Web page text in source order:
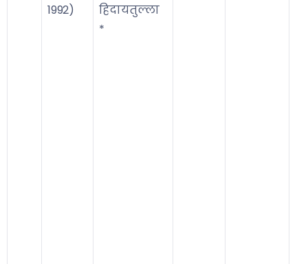
1992)
हिदायतुल्ला
*